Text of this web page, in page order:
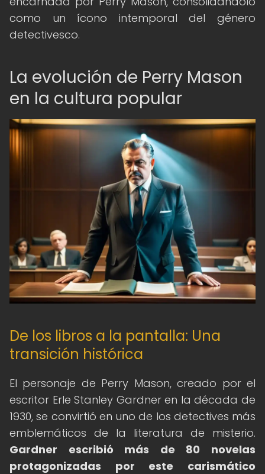
como un ícono intemporal del género
detectivesco.
La evolución de Perry Mason
en la cultura popular
De los libros a la pantalla: Una
transición histórica
El personaje de Perry Mason, creado por el
escritor Erle Stanley Gardner en la década de
1930, se convirtió en uno de los detectives más
emblemáticos de la literatura de misterio.
Gardner escribió más de 80 novelas
protagonizadas por este carismático